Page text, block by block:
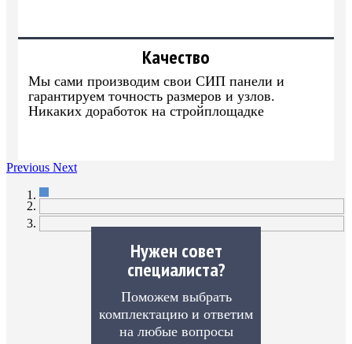
Качество
Мы сами производим свои СИП панели и
гарантируем точность размеров и узлов.
Никаких доработок на стройплощадке
Previous Next
Нужен совет
специалиста?
Поможем выбрать
комплектацию и ответим
на любые вопросы